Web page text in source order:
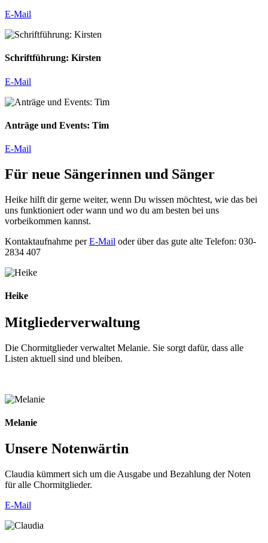
E-Mail
Schriftführung: Kirsten
E-Mail
Anträge und Events: Tim
E-Mail
Für neue Sängerinnen und Sänger
Heike hilft dir gerne weiter, wenn Du wissen möchtest, wie das bei
uns funktioniert oder wann und wo du am besten bei uns
vorbeikommen kannst.
Kontaktaufnahme perE-Mail oder über das gute alte Telefon: 030-
2834 407
Heike
Mitgliederverwaltung
Die Chormitglieder verwaltet Melanie. Sie sorgt dafür, dass alle
Listen aktuell sind und bleiben.
Melanie
Unsere Notenwärtin
Claudia kümmert sich um die Ausgabe und Bezahlung der Noten
für alle Chormitglieder.
E-Mail